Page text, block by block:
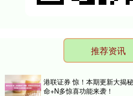
推荐资讯
港联证券 惊！本期更新大揭
命+N多惊喜功能来袭！